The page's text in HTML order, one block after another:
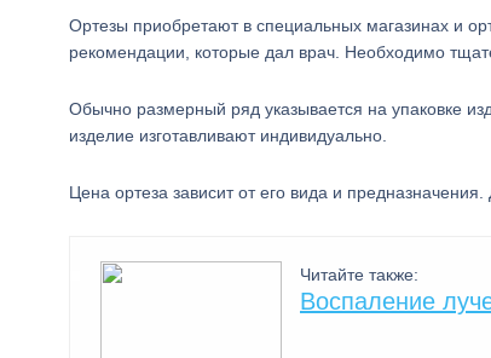
Ортезы приобретают в специальных магазинах и
рекомендации, которые дал врач. Необходимо
Обычно размерный ряд указывается на упаковке
изделие изготавливают индивидуально.
Цена ортеза зависит от его вида и
Читайте также:
Воспаление